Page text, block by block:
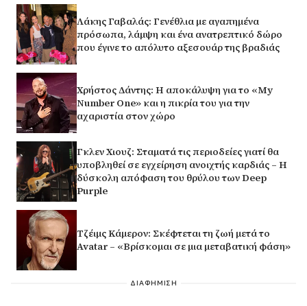
Λάκης Γαβαλάς: Γενέθλια με αγαπημένα
πρόσωπα, λάμψη και ένα ανατρεπτικό δώρο
που έγινε το απόλυτο αξεσουάρ της βραδιάς
Χρήστος Δάντης: Η αποκάλυψη για το «My
Number One» και η πικρία του για την
αχαριστία στον χώρο
Γκλεν Χιουζ: Σταματά τις περιοδείες γιατί θα
υποβληθεί σε εγχείρηση ανοιχτής καρδιάς – Η
δύσκολη απόφαση του θρύλου των Deep
Purple
Τζέιμς Κάμερον: Σκέφτεται τη ζωή μετά το
Avatar – «Βρίσκομαι σε μια μεταβατική φάση»
ΔΙΑΦΗΜΙΣΗ